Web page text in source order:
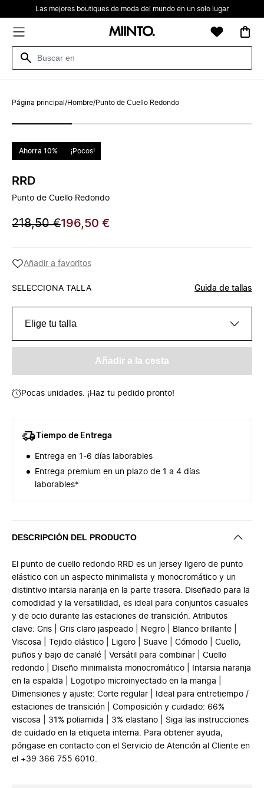
Las mejores boutiques de moda del mundo en un solo lugar
Página principal /Hombre/Punto de Cuello Redondo
Ahorra 10% ¡Pocos!
RRD
Punto de Cuello Redondo
218,50 €196,50 €
Añadir a favoritos
SELECCIONA TALLA Guida de tallas
Elige tu talla
Añadir a la cesta
Pocas unidades. ¡Haz tu pedido pronto!
Tiempo de Entrega
Entrega en 1-6 días laborables
Entrega premium en un plazo de 1 a 4 días
laborables*
DESCRIPCIÓN DEL PRODUCTO
El punto de cuello redondo RRD es un jersey ligero de punto
elástico con un aspecto minimalista y monocromático y un
distintivo intarsia naranja en la parte trasera. Diseñado para la
comodidad y la versatilidad, es ideal para conjuntos casuales
y de ocio durante las estaciones de transición. Atributos
clave: Gris | Gris claro jaspeado | Negro | Blanco brillante |
Viscosa | Tejido elástico | Ligero | Suave | Cómodo | Cuello,
puños y bajo de canalé | Versátil para combinar | Cuello
redondo | Diseño minimalista monocromático | Intarsia naranja
en la espalda | Logotipo microinyectado en la manga |
Dimensiones y ajuste: Corte regular | Ideal para entretiempo /
estaciones de transición | Composición y cuidado: 66%
viscosa | 31% poliamida | 3% elastano | Siga las instrucciones
de cuidado en la etiqueta interna. Para obtener ayuda,
póngase en contacto con el Servicio de Atención al Cliente en
el +39 366 755 6010.